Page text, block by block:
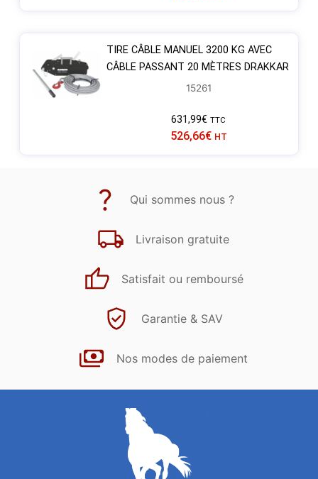
TIRE CÂBLE MANUEL 3200 KG AVEC
CÂBLE PASSANT 20 MÈTRES DRAKKAR
15261
631,99€ TTC
526,66€ HT
Qui sommes nous ?
Livraison gratuite
Satisfait ou remboursé
Garantie & SAV
Nos modes de paiement